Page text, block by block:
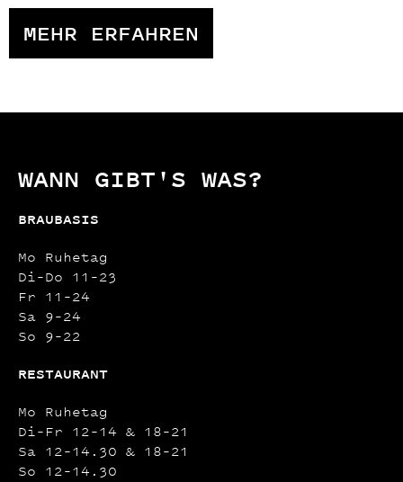
MEHR ERFAHREN
WANN GIBT'S WAS?
BRAUBASIS
Mo Ruhetag
Di–Do 11–23
Fr 11–24
Sa 9–24
So 9–22
RESTAURANT
Mo Ruhetag
Di–Fr 12–14 & 18–21
Sa 12–14.30 & 18–21
So 12–14.30